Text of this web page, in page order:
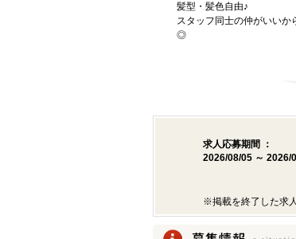
髪型・髪色自由♪
スタッフ同士の仲がいいか
◎
求人応募期間 ：
2026/08/05 ～ 2026/
※掲載を終了した求